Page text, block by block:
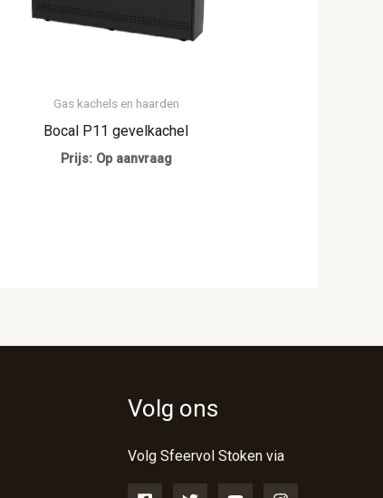
Gas kachels en haarden
Bocal P11 gevelkachel
Prijs: Op aanvraag
Volg ons
Volg Sfeervol Stoken via